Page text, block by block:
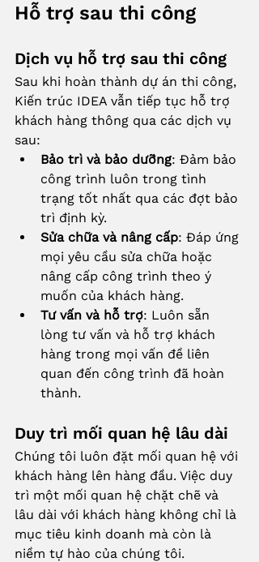
Hỗ trợ sau thi công
Dịch vụ hỗ trợ sau thi công
Sau khi hoàn thành dự án thi công,
Kiến trúc IDEA vẫn tiếp tục hỗ trợ
khách hàng thông qua các dịch vụ
sau:
Bảo trì và bảo dưỡng: Đảm bảo
công trình luôn trong tình
trạng tốt nhất qua các đợt bảo
trì định kỳ.
Sửa chữa và nâng cấp: Đáp ứng
mọi yêu cầu sửa chữa hoặc
nâng cấp công trình theo ý
muốn của khách hàng.
Tư vấn và hỗ trợ: Luôn sẵn
lòng tư vấn và hỗ trợ khách
hàng trong mọi vấn đề liên
quan đến công trình đã hoàn
thành.
Duy trì mối quan hệ lâu dài
Chúng tôi luôn đặt mối quan hệ với
khách hàng lên hàng đầu. Việc duy
trì một mối quan hệ chặt chẽ và
lâu dài với khách hàng không chỉ là
mục tiêu kinh doanh mà còn là
niềm tự hào của chúng tôi.